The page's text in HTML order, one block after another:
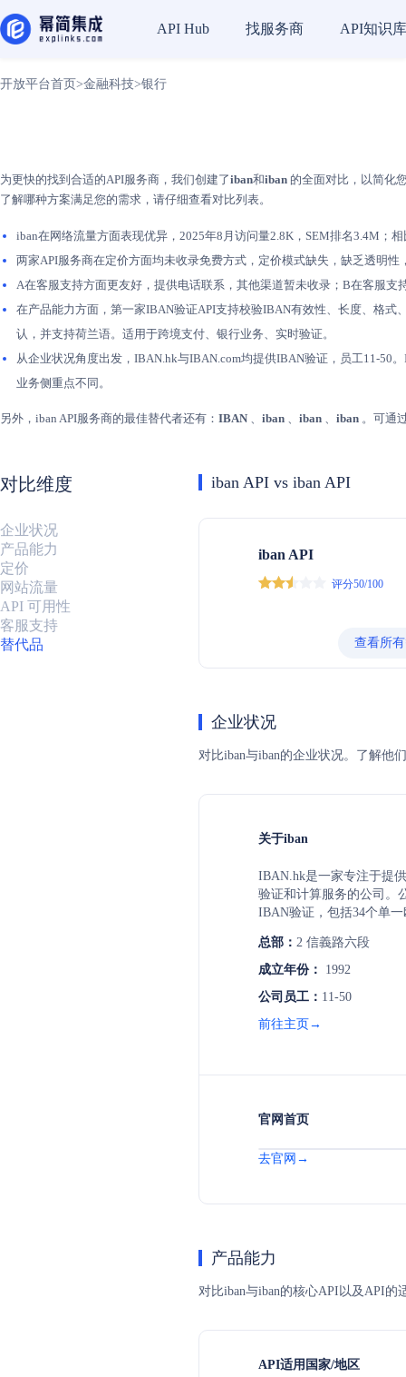
API Hub 找服务商 API知识库
开放平台首页 >金融科技>银行
为更快的找到合适的API服务商，我们创建了iban和iban 的全面对比，以简化
了解哪种方案满足您的需求，请仔细查看对比列表。
iban在网络流量方面表现优异，2025年8月访问量2.8K，SEM排名3.4M；
两家API服务商在定价方面均未收录免费方式，定价模式缺失，缺乏透明性
A在客服支持方面更友好，提供电话联系，其他渠道暂未收录；B在客服支
在产品能力方面，第一家IBAN验证API支持校验IBAN有效性、长度、格
认，并支持荷兰语。适用于跨境支付、银行业务、实时验证。
从企业状况角度出发，IBAN.hk与IBAN.com均提供IBAN验证，员工11-50
业务侧重点不同。
另外，iban API服务商的最佳替代者还有： IBAN 、 iban 、 iban 、 iban 。可通
对比维度
企业状况
产品能力
定价
网站流量
API 可用性
客服支持
替代品
iban API vs iban API
iban API
评分50/100
查看所
企业状况
对比iban与iban的企业状况。了解他
关于iban
IBAN.hk是一家专注于提
验证和计算服务的公司。
IBAN验证，包括34个单
帮助企业自动整合到
包括IBAN验证、BIC验证
全、高效的支付解决方案
总部： 2 信義路六段
成立年份：
1992
公司员工： 11-50
前往主页→
官网首页
去官网→
产品能力
对比iban与iban的核心API以及API
API适用国家/地区